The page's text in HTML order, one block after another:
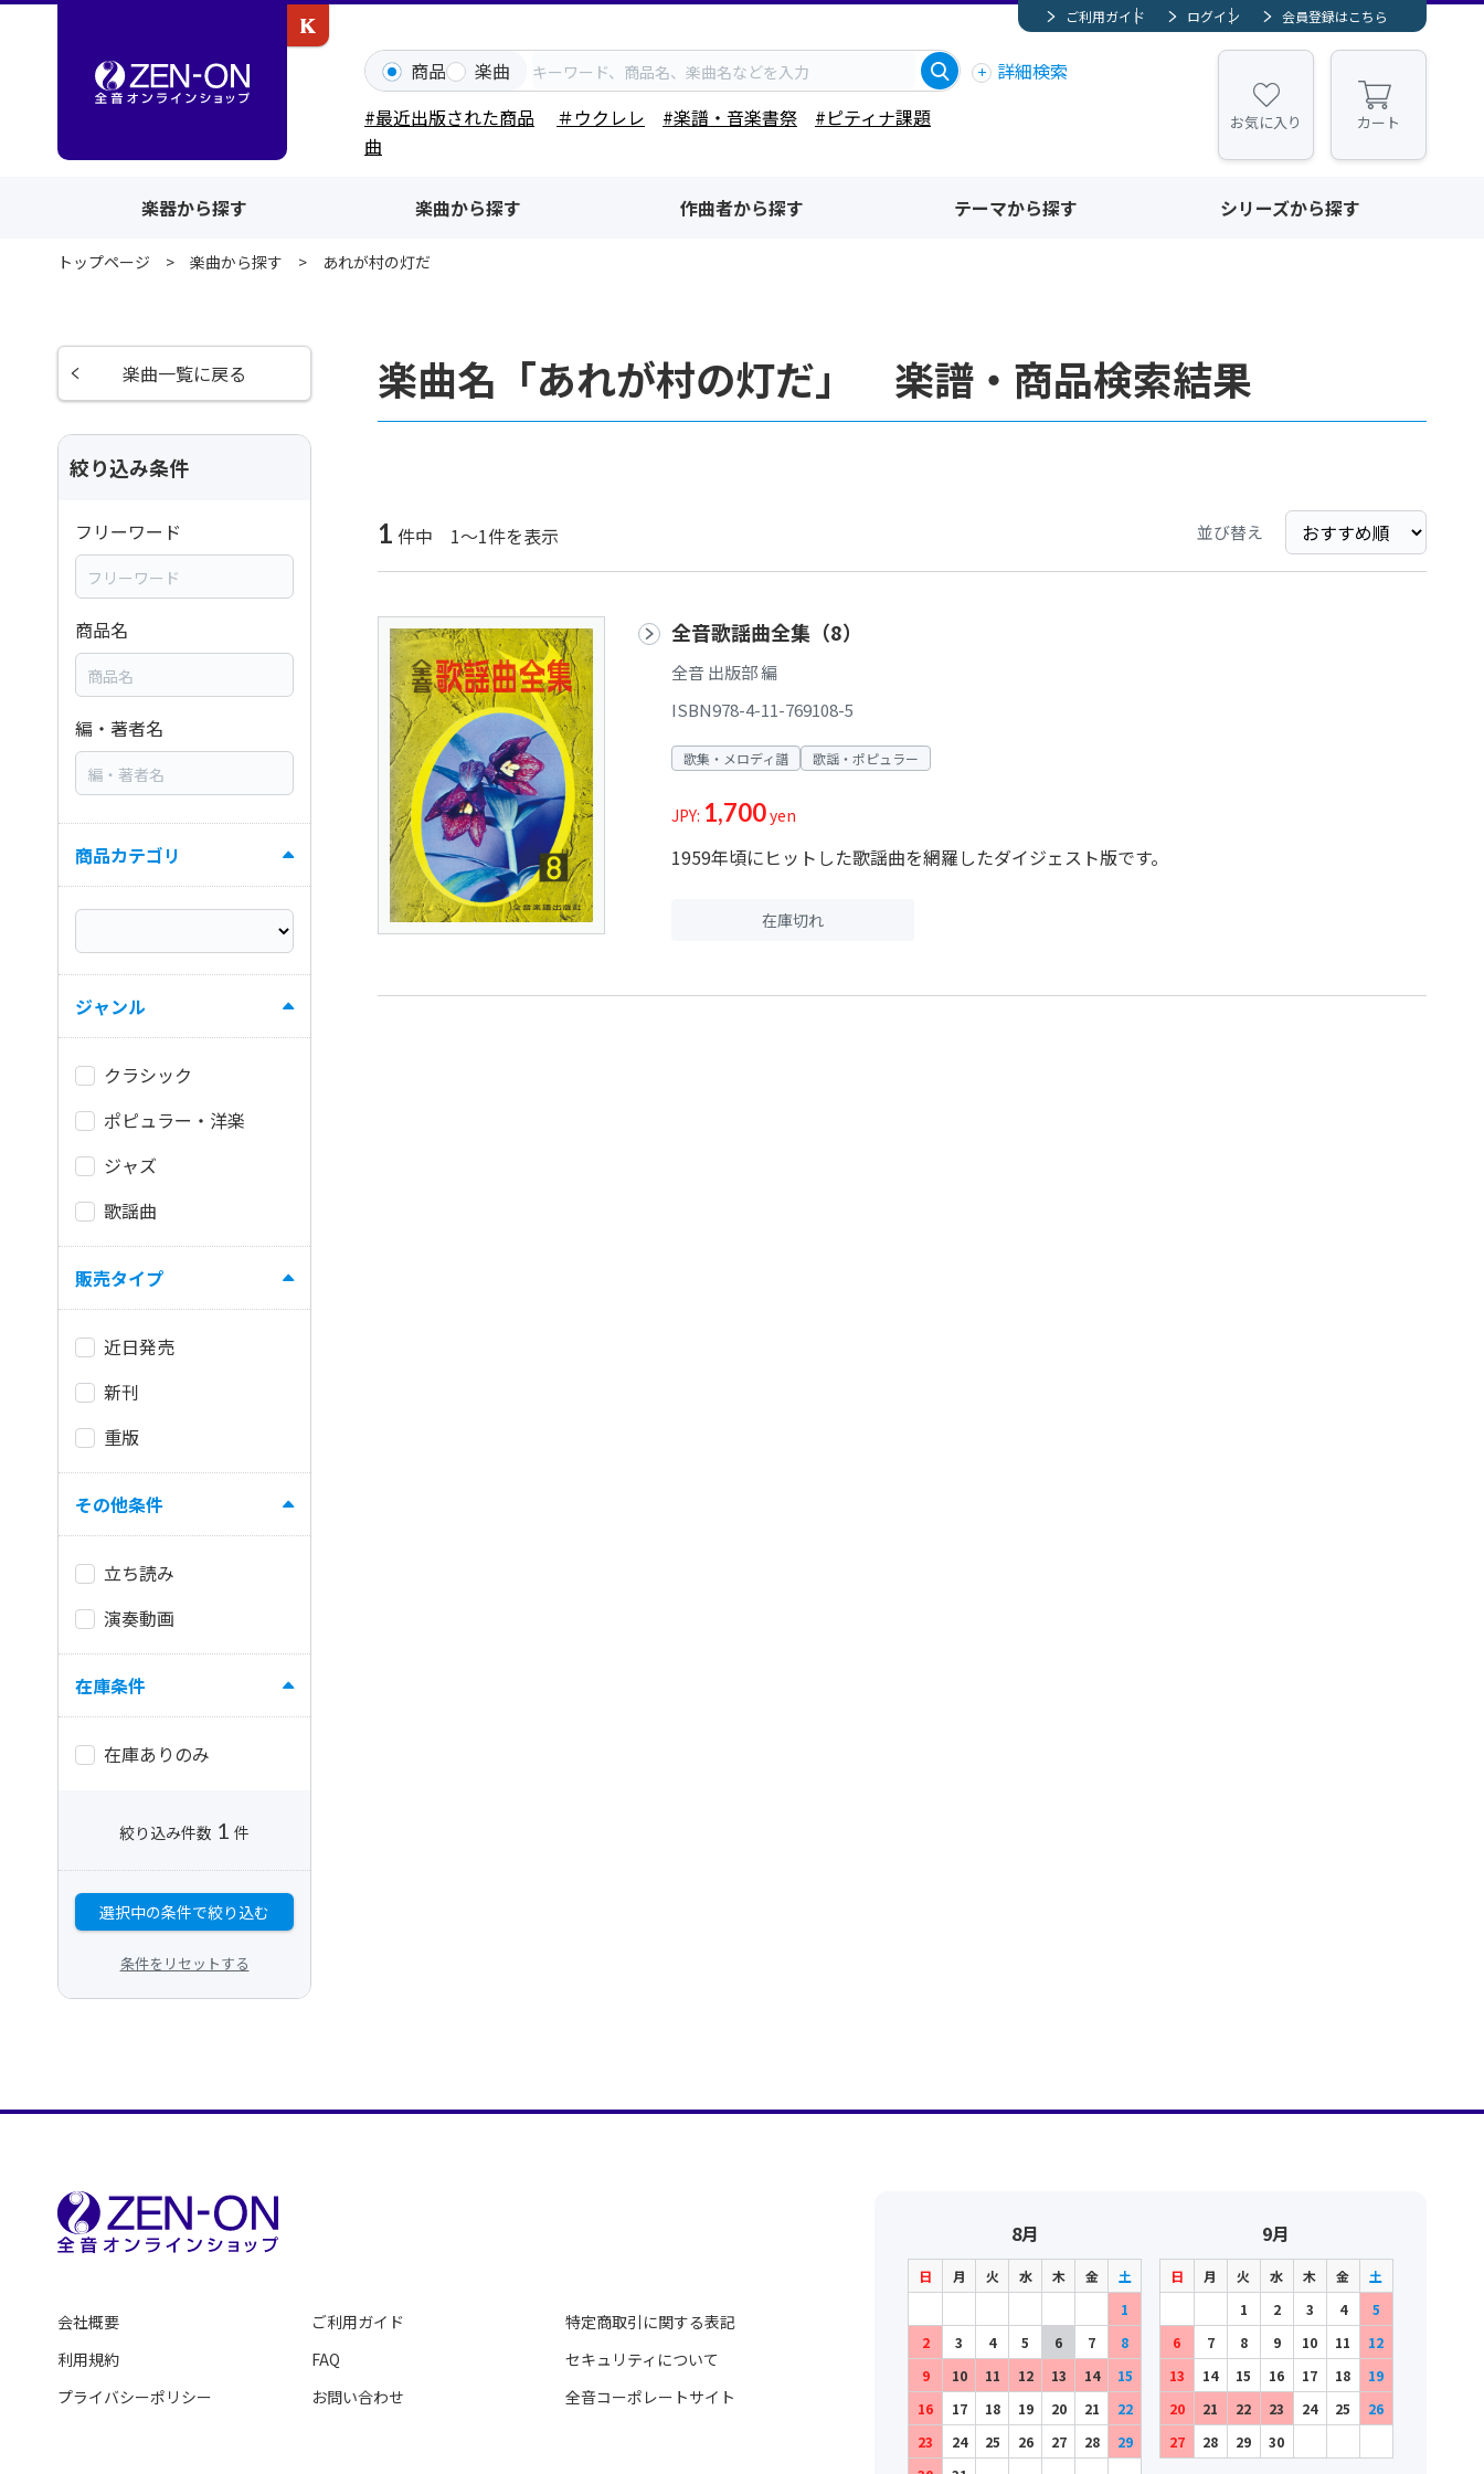
ご利用ガイド ログイン 会員登録はこちら
商品 楽曲
詳細検索
#最近出版された商品
＃ウクレレ #楽譜・音楽書祭
#ピティナ課題
曲
お気に入り カート
楽器から探す 楽曲から探す 作曲者から探す テーマから探す シリーズから探す
トップページ 楽曲から探す あれが村の灯だ
楽曲名「あれが村の灯だ」 楽譜・商品検索結果
1 件中 1～1件を表示 並び替え
全音歌謡曲全集（8）
全音 出版部 編
ISBN978-4-11-769108-5
歌集・メロディ譜 歌謡・ポピュラー
JPY: 1,700yen
1959年頃にヒットした歌謡曲を網羅したダイジェスト版です。
在庫切れ
楽曲一覧に戻る
絞り込み条件
フリーワード
商品名
編・著者名
商品カテゴリ
ジャンル
クラシック
ポピュラー・洋楽
ジャズ
歌謡曲
販売タイプ
近日発売
新刊
重版
その他条件
立ち読み
演奏動画
在庫条件
在庫ありのみ
絞り込み件数 1 件
選択中の条件で絞り込む
条件をリセットする
会社概要
利用規約
プライバシーポリシー
ご利用ガイド
FAQ
お問い合わせ
特定商取引に関する表記
セキュリティについて
全音コーポレートサイト
8月
日 月 火 水 木 金
土
1
2
3 4 5 6 7
8
9
10 11 12 13 14
15
16
17 18 19 20 21
22
23
24 25 26 27 28
29
9月
日 月 火 水 木 金
土
1
2 3 4
5
6
7 8 9 10 11
12
13
14 15 16 17 18
19
20
21 22 23 24 25
26
27
28 29 30